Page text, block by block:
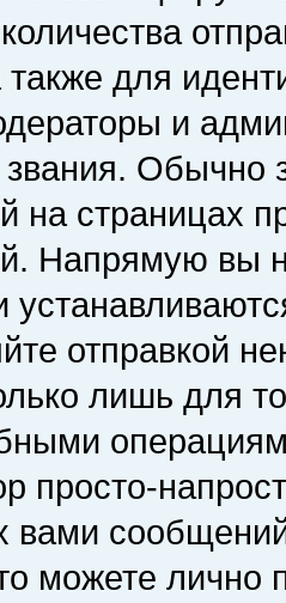
для
и
Обычно
на страницах
Напрямую вы
отправкой
лишь для
просто-
вами
можете лично